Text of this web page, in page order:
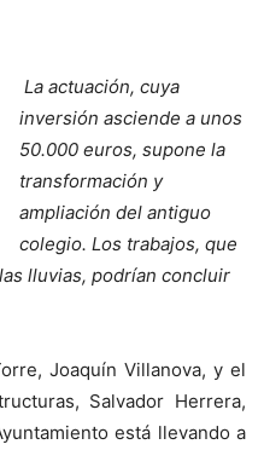
La actuación, cuya
inversión asciende a unos
50.000 euros, supone la
transformación y
ampliación del antiguo
colegio. Los trabajos, que
lluvias, podrían concluir
Joaquín Villanova, y el
Salvador Herrera,
está llevando a